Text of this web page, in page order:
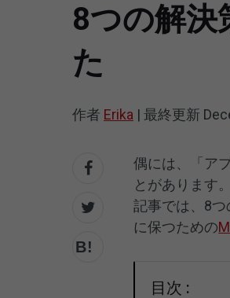
8つの解決
た
作者 Erika | 最終更新
偶には、「ア
とがあります
記事では、8
に保つための
目次 :